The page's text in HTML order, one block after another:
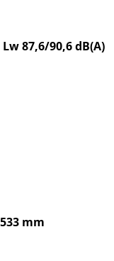
87,6/90,6 dB(A)
mm